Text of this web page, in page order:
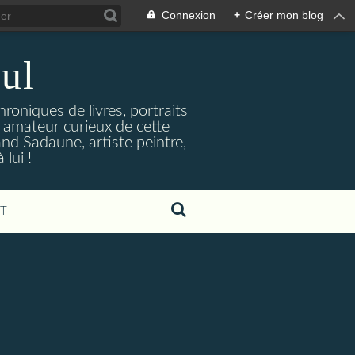
Connexion + Créer mon blog
de livres, portraits
curieux de cette
Sadaune, artiste peintre,
lui !